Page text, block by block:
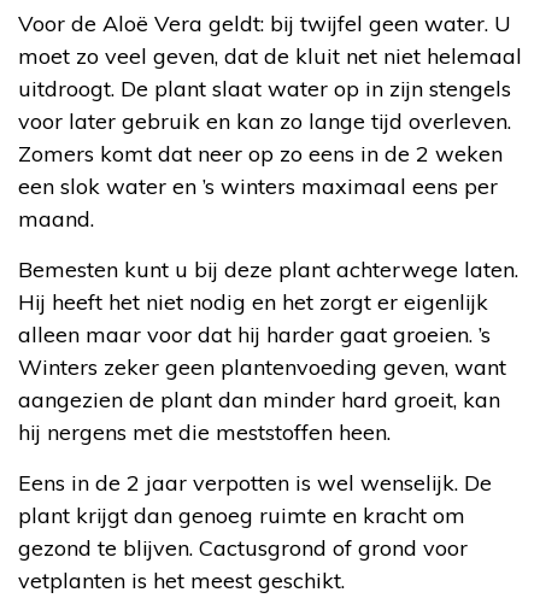
Voor de Aloë Vera geldt: bij twijfel geen water. U
moet zo veel geven, dat de kluit net niet helemaal
uitdroogt. De plant slaat water op in zijn stengels
voor later gebruik en kan zo lange tijd overleven.
Zomers komt dat neer op zo eens in de 2 weken
een slok water en ’s winters maximaal eens per
maand.
Bemesten kunt u bij deze plant achterwege laten.
Hij heeft het niet nodig en het zorgt er eigenlijk
alleen maar voor dat hij harder gaat groeien. ’s
Winters zeker geen plantenvoeding geven, want
aangezien de plant dan minder hard groeit, kan
hij nergens met die meststoffen heen.
Eens in de 2 jaar verpotten is wel wenselijk. De
plant krijgt dan genoeg ruimte en kracht om
gezond te blijven. Cactusgrond of grond voor
vetplanten is het meest geschikt.